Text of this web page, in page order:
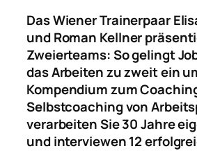
Das Wiener Trainerpaar
und Roman Kellner
Zweierteams: So gelingt
das Arbeiten zu zweit ein
Kompendium zum
Selbstcoaching von
verarbeiten Sie 30 Jahre
und interviewen 12